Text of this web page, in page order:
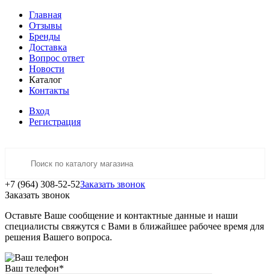
Главная
Отзывы
Бренды
Доставка
Вопрос ответ
Новости
Каталог
Контакты
Вход
Регистрация
+7 (964) 308-52-52Заказать звонок
Заказать звонок
Оставьте Ваше сообщение и контактные данные и наши
специалисты свяжутся с Вами в ближайшее рабочее время для
решения Вашего вопроса.
Ваш телефон*